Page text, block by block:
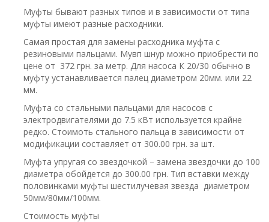
Муфты бывают разных типов и в зависимости от типа
муфты имеют разные расходники.
Самая простая для замены расходника муфта с
резиновыми пальцами. Мувп шнур можно приобрести по
цене от 372 грн. за метр. Для насоса К 20/30 обычно в
муфту устанавливается палец диаметром 20мм. или 22
мм.
Муфта со стальными пальцами для насосов с
электродвигателями до 7.5 кВт используется крайне
редко. Стоимоть стального пальца в зависимости от
модификации составляет от 300.00 грн. за шт.
Муфта упругая со звездочкой – замена звездочки до 100
диаметра обойдется до 300.00 грн. Тип вставки между
половинками муфты шестилучевая звезда диаметром
50мм/80мм/100мм.
Стоимость муфты